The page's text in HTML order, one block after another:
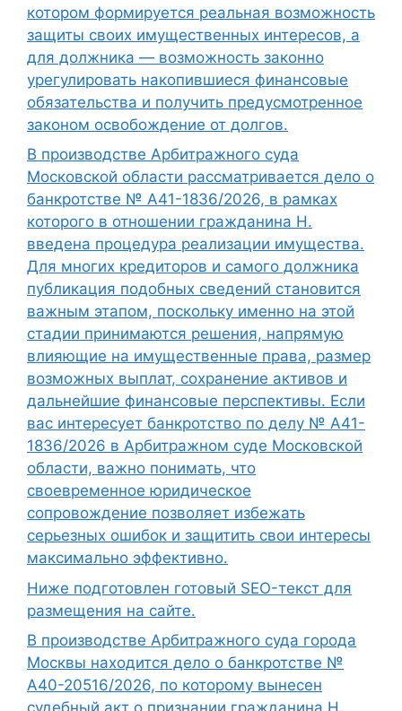
котором формируется реальная возможность
защиты своих имущественных интересов, а
для должника — возможность законно
урегулировать накопившиеся финансовые
обязательства и получить предусмотренное
законом освобождение от долгов.
В производстве Арбитражного суда
Московской области рассматривается дело о
банкротстве № А41-1836/2026, в рамках
которого в отношении гражданина Н.
введена процедура реализации имущества.
Для многих кредиторов и самого должника
публикация подобных сведений становится
важным этапом, поскольку именно на этой
стадии принимаются решения, напрямую
влияющие на имущественные права, размер
возможных выплат, сохранение активов и
дальнейшие финансовые перспективы. Если
вас интересует банкротство по делу № А41-
1836/2026 в Арбитражном суде Московской
области, важно понимать, что
своевременное юридическое
сопровождение позволяет избежать
серьезных ошибок и защитить свои интересы
максимально эффективно.
Ниже подготовлен готовый SEO-текст для
размещения на сайте.
В производстве Арбитражного суда города
Москвы находится дело о банкротстве №
А40-20516/2026, по которому вынесен